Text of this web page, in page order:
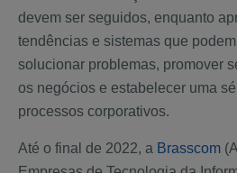
devem ser seguidos, enquanto
tendências e sistemas que
solucionar problemas, promover
os negócios e estabelecer uma
processos corporativos.
Até o final de 2022, a Brasscom